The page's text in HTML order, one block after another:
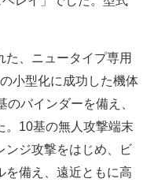
、ニュータイプ専用
小型化に成功した機体
バインダーを備え、
。10基の無人攻撃端末
ンジ攻撃をはじめ、ビ
を備え、遠近ともに高